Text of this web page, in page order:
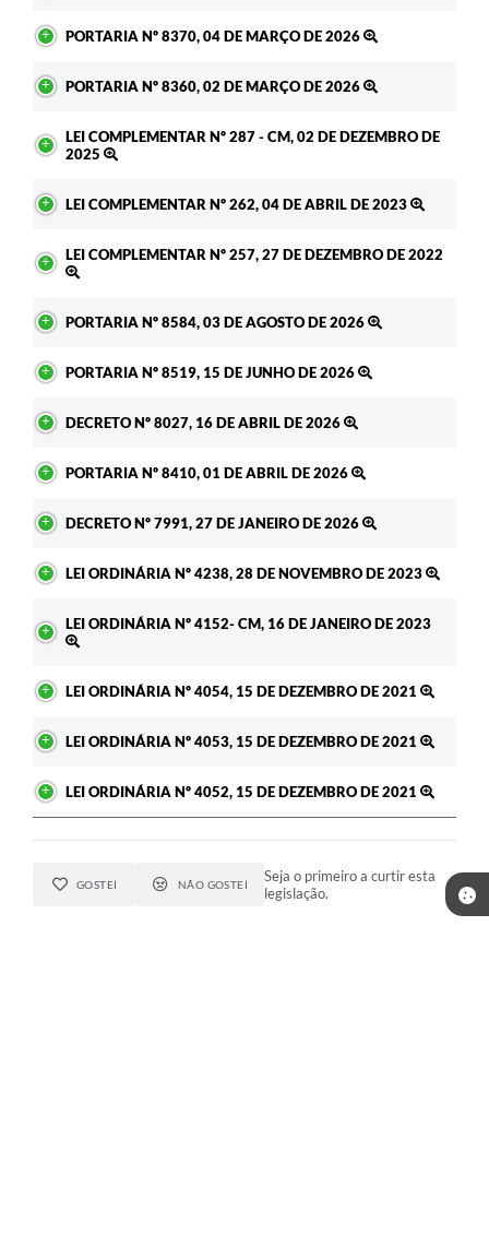
PORTARIA Nº 8370, 04 DE MARÇO DE 2026
PORTARIA Nº 8360, 02 DE MARÇO DE 2026
LEI COMPLEMENTAR Nº 287 - CM, 02 DE DEZEMBRO DE
2025
LEI COMPLEMENTAR Nº 262, 04 DE ABRIL DE 2023
LEI COMPLEMENTAR Nº 257, 27 DE DEZEMBRO DE 2022
PORTARIA Nº 8584, 03 DE AGOSTO DE 2026
PORTARIA Nº 8519, 15 DE JUNHO DE 2026
DECRETO Nº 8027, 16 DE ABRIL DE 2026
PORTARIA Nº 8410, 01 DE ABRIL DE 2026
DECRETO Nº 7991, 27 DE JANEIRO DE 2026
LEI ORDINÁRIA Nº 4238, 28 DE NOVEMBRO DE 2023
LEI ORDINÁRIA Nº 4152- CM, 16 DE JANEIRO DE 2023
LEI ORDINÁRIA Nº 4054, 15 DE DEZEMBRO DE 2021
LEI ORDINÁRIA Nº 4053, 15 DE DEZEMBRO DE 2021
LEI ORDINÁRIA Nº 4052, 15 DE DEZEMBRO DE 2021
GOSTEI NÃO GOSTEI
Seja o primeiro a curtir esta
legislação.